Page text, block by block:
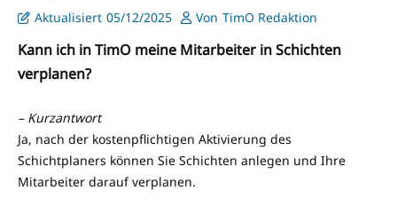
Aktualisiert 05/12/2025 Von TimO Redaktion
Kann ich in TimO meine Mitarbeiter in Schichten
verplanen?
– Kurzantwort
Ja, nach der kostenpflichtigen Aktivierung des
Schichtplaners können Sie Schichten anlegen und Ihre
Mitarbeiter darauf verplanen.